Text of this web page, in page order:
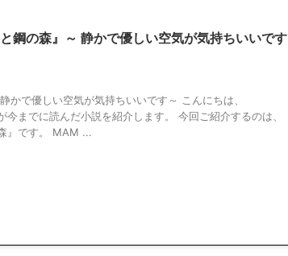
鋼の森』～ 静かで優しい空気が気持ちいいです
かで優しい空気が気持ちいいです～ こんにちは、
までに読んだ小説を紹介します。 今回ご紹介するのは、
』です。 MAM ...